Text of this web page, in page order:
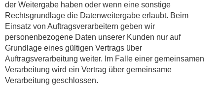
der Weitergabe haben oder wenn eine sonstige
Rechtsgrundlage die Datenweitergabe erlaubt. Beim
Einsatz von Auftragsverarbeitern geben wir
personenbezogene Daten unserer Kunden nur auf
Grundlage eines gültigen Vertrags über
Auftragsverarbeitung weiter. Im Falle einer gemeinsamen
Verarbeitung wird ein Vertrag über gemeinsame
Verarbeitung geschlossen.